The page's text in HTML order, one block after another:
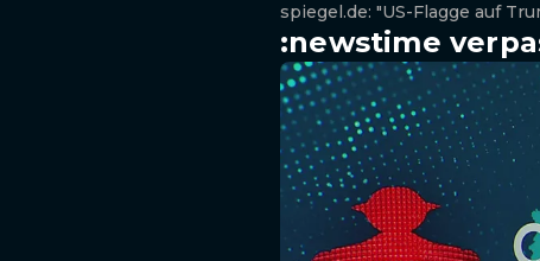
spiegel.de: "US-Flagge auf
:newstime